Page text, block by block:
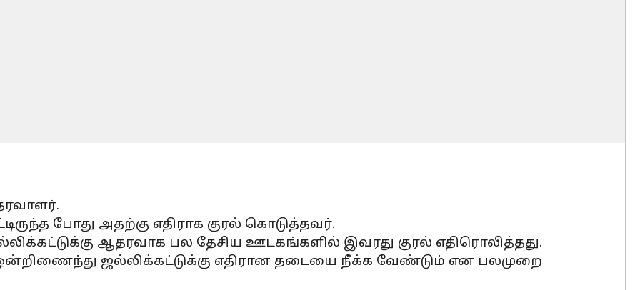
போது அதற்கு எதிராக குரல் கொடுத்தவர்.
ஆதரவாக பல தேசிய ஊடகங்களில் இவரது குரல் எதிரொலித்தது.
ஜல்லிக்கட்டுக்கு எதிரான தடையை நீக்க வேண்டும் என பலமுறை